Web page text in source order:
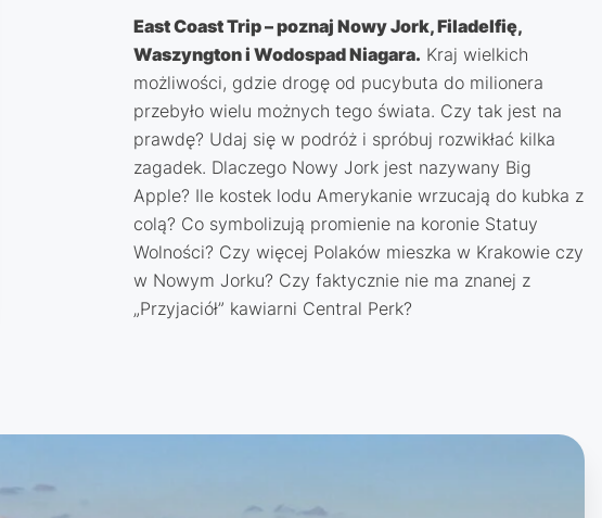
East Coast Trip – poznaj Nowy Jork, Filadelfię,
Waszyngton i Wodospad Niagara. Kraj wielkich
możliwości, gdzie drogę od pucybuta do milionera
przebyło wielu możnych tego świata. Czy tak jest na
prawdę? Udaj się w podróż i spróbuj rozwikłać kilka
zagadek. Dlaczego Nowy Jork jest nazywany Big
Apple? Ile kostek lodu Amerykanie wrzucają do kubka z
colą? Co symbolizują promienie na koronie Statuy
Wolności? Czy więcej Polaków mieszka w Krakowie czy
w Nowym Jorku? Czy faktycznie nie ma znanej z
„Przyjaciół” kawiarni Central Perk?